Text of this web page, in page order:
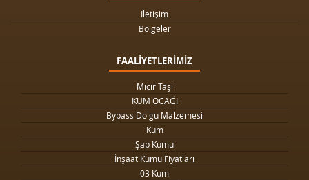
İletişim
Bölgeler
FAALİYETLERİMİZ
Mıcır Taşı
KUM OCAĞI
Bypass Dolgu Malzemesi
Kum
Şap Kumu
İnşaat Kumu Fiyatları
03 Kum